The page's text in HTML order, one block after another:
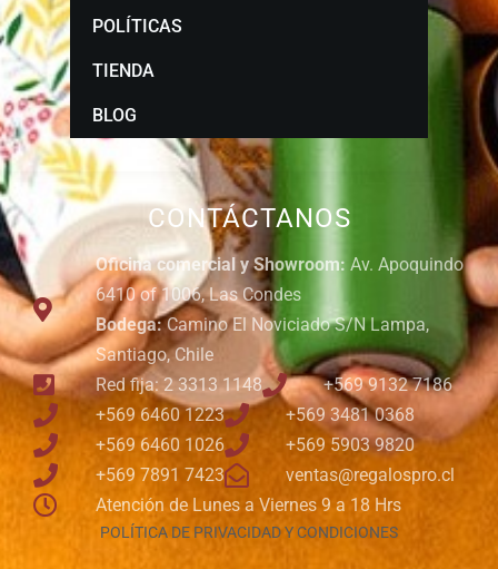
CONTÁCTANOS
Oficina comercial y Showroom: Av. Apoquindo
6410 of 1006, Las Condes
Bodega:Camino El Noviciado S/N Lampa,
Santiago, Chile
Red fija: 2 3313 1148
+569 9132 7186
+569 6460 1223
+569 3481 0368
+569 6460 1026
+569 5903 9820
+569 7891 7423
ventas@regalospro.cl
Atención de Lunes a Viernes 9 a 18 Hrs
POLÍTICA DE PRIVACIDAD Y CONDICIONES
POLÍTICAS
TIENDA
BLOG